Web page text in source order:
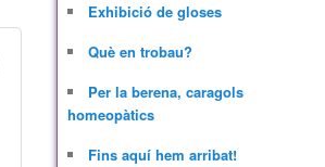
Exhibició de gloses
Què en trobau?
Per la berena, caragols
homeopàtics
Fins aquí hem arribat!